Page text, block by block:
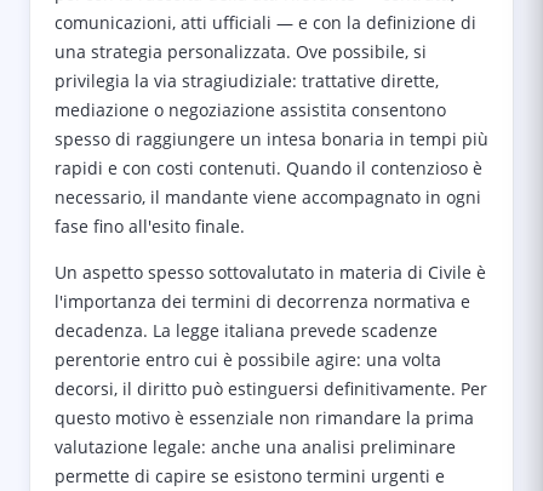
comunicazioni, atti ufficiali — e con la definizione di
una strategia personalizzata. Ove possibile, si
privilegia la via stragiudiziale: trattative dirette,
mediazione o negoziazione assistita consentono
spesso di raggiungere un intesa bonaria in tempi più
rapidi e con costi contenuti. Quando il contenzioso è
necessario, il mandante viene accompagnato in ogni
fase fino all'esito finale.
Un aspetto spesso sottovalutato in materia di Civile è
l'importanza dei termini di decorrenza normativa e
decadenza. La legge italiana prevede scadenze
perentorie entro cui è possibile agire: una volta
decorsi, il diritto può estinguersi definitivamente. Per
questo motivo è essenziale non rimandare la prima
valutazione legale: anche una analisi preliminare
permette di capire se esistono termini urgenti e